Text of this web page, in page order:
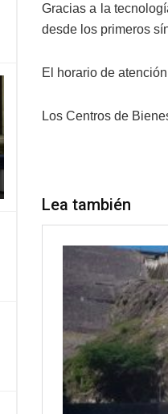
Gracias a la
desde los primeros
El horario de
Los Centros de
Lea también